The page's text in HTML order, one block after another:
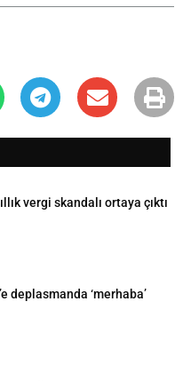
vergi skandalı ortaya çıktı
deplasmanda ‘merhaba’